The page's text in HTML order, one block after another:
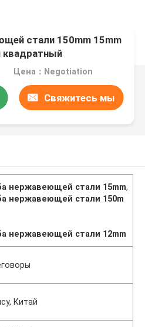
стали 150mm 15mm
квадратный
Цена：Negotiation
Свяжитесь мы
нержавеющей стали 15mm,
нержавеющей стали 150m
нержавеющей стали 12mm
Китай